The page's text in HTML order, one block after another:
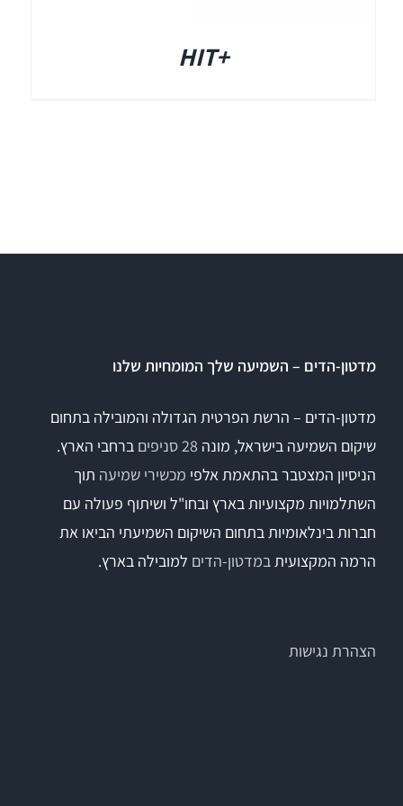
+HIT
מדטון-הדים – השמיעה שלך המומחיות שלנו
מדטון-הדים – הרשת הפרטית הגדולה והמובילה בתחום
שיקום השמיעה בישראל, מונה 28 סניפים
ברחבי הארץ.
הניסיון המצטבר בהתאמת אלפי מכשירי שמיעה תוך
השתלמויות מקצועיות בארץ ובחו"ל ושיתוף פעולה עם
חברות בינלאומיות בתחום השיקום השמיעתי הביאו את
הרמה המקצועית במדטון-הדים למובילה בארץ.
הצהרת נגישות